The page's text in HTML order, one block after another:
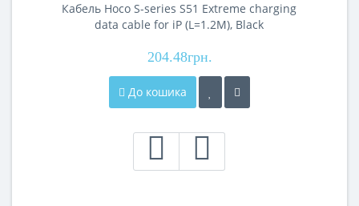
Кабель Hoco S-series S51 Extreme charging
data cable for iP (L=1.2M), Black
204.48грн.
До кошика